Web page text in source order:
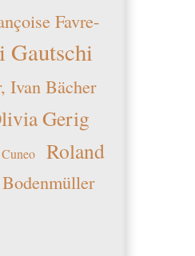
Favre-
Gautschi
Ivan Bächer
Gerig
Roland